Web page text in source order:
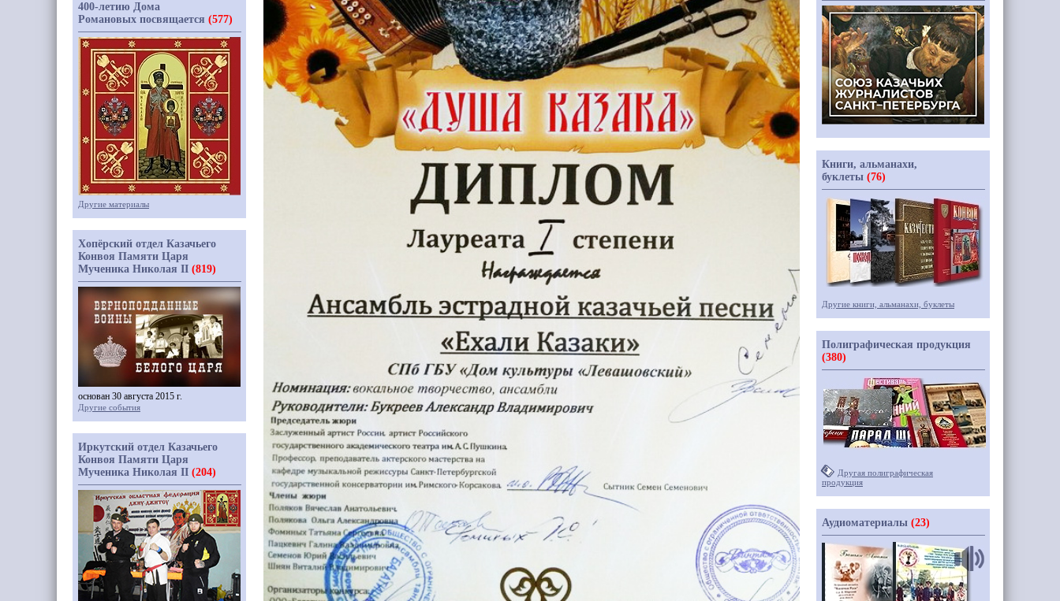
400-летию Дома
Романовых посвящается (577)
Другие материалы
Хопёрский отдел Казачьего
Конвоя Памяти Царя
Мученика Николая II (819)
основан 30 августа 2015 г.
Другие события
Иркутский отдел Казачьего
Конвоя Памяти Царя
Мученика Николая II (204)
Книги, альманахи,
буклеты (76)
Другие книги, альманахи, буклеты
Полиграфическая продукция
(380)
Другая полиграфическая
продукция
Аудиоматериалы (23)